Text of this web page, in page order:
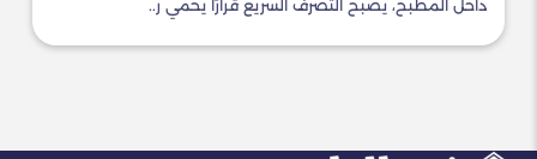
داخل المطبخ، يصبح التصرف السريع قرارًا يحمي ر..